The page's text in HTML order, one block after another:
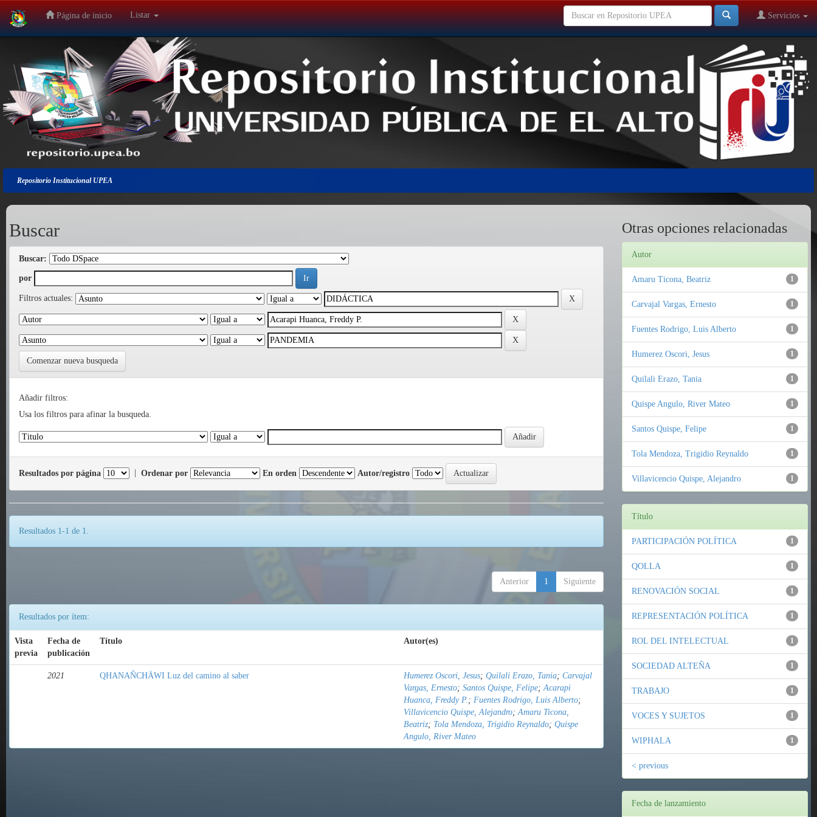
Salir
navegación
Página de inicio Listar Servicios
Repositorio Institucional UPEA
Buscar
Buscar:
por
Filtros actuales:
Comenzar nueva busqueda
Añadir filtros:
Usa los filtros para afinar la busqueda.
Resultados por página Ordenar por En orden Autor/registro
Resultados 1-1 de 1.
Anterior 1 Siguiente
Resultados por ítem:
Vista
previa
Fecha de
publicación
Título Autor(es)
2021 QHANAÑCHÄWI Luz del camino al saber Humerez Oscori, Jesus; Quilali Erazo, Tania; Carvajal
Vargas, Ernesto; Santos Quispe, Felipe;Acarapi
Huanca, Freddy P. ; Fuentes Rodrigo, Luis Alberto;
Villavicencio Quispe, Alejandro;Amaru Ticona,
Beatriz; Tola Mendoza, Trigidio Reynaldo; Quispe
Angulo, River Mateo
Otras opciones relacionadas
Autor
1
Amaru Ticona, Beatriz
1
Carvajal Vargas, Ernesto
1
Fuentes Rodrigo, Luis Alberto
1
Humerez Oscori, Jesus
1
Quilali Erazo, Tania
1
Quispe Angulo, River Mateo
1
Santos Quispe, Felipe
1
Tola Mendoza, Trigidio Reynaldo
1
Villavicencio Quispe, Alejandro
Título
1
PARTICIPACIÓN POLÍTICA
1
QOLLA
1
RENOVACIÓN SOCIAL
1
REPRESENTACIÓN POLÍTICA
1
ROL DEL INTELECTUAL
1
SOCIEDAD ALTEÑA
1
TRABAJO
1
VOCES Y SUJETOS
1
WIPHALA
< previous
Fecha de lanzamiento